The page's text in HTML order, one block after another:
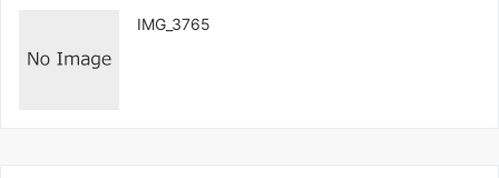
IMG_3765